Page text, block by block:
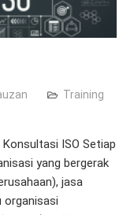
Training
ISO Setiap
yang bergerak
jasa
organisasi